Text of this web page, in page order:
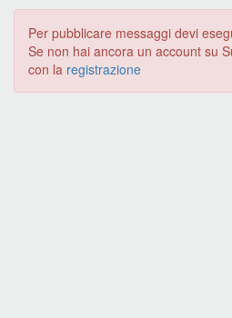
Per pubblicare messaggi devi
Se non hai ancora un account su
con la registrazione